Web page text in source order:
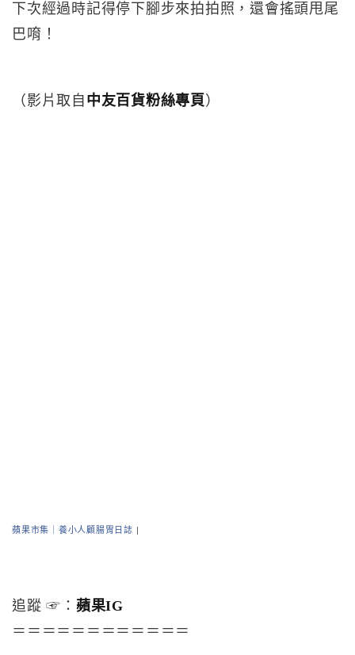
下次經過時記得停下腳步來拍拍照，還會搖頭甩尾
巴唷！
（影片取自 中友百貨粉絲專頁 ）
蘋果市集｜養小人顧腸胃日誌 |
追蹤 ☞： 蘋果IG
＝＝＝＝＝＝＝＝＝＝＝＝